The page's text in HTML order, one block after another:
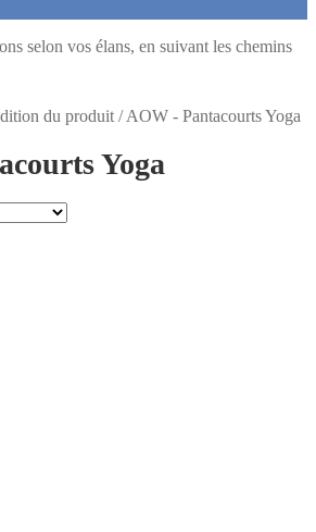
selon vos élans, en suivant les chemins
du produit /AOW - Pantacourts Yoga
Yoga